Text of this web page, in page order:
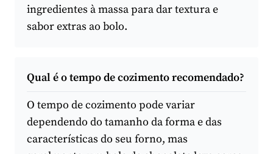
ingredientes à massa para dar textura e
sabor extras ao bolo.
Qual é o tempo de cozimento recomendado?
O tempo de cozimento pode variar
dependendo do tamanho da forma e das
características do seu forno, mas